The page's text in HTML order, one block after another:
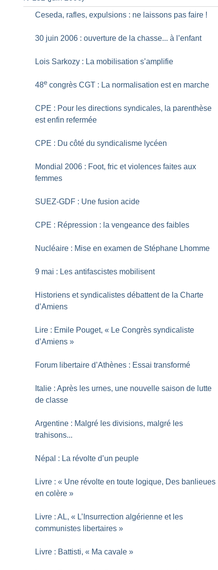
Ceseda, rafles, expulsions : ne laissons pas faire !
30 juin 2006 : ouverture de la chasse... à l’enfant
Lois Sarkozy : La mobilisation s’amplifie
48e congrès CGT : La normalisation est en marche
CPE : Pour les directions syndicales, la parenthèse
est enfin refermée
CPE : Du côté du syndicalisme lycéen
Mondial 2006 : Foot, fric et violences faites aux
femmes
SUEZ-GDF : Une fusion acide
CPE : Répression : la vengeance des faibles
Nucléaire : Mise en examen de Stéphane Lhomme
9 mai : Les antifascistes mobilisent
Historiens et syndicalistes débattent de la Charte
d’Amiens
Lire : Emile Pouget, « Le Congrès syndicaliste
d’Amiens »
Forum libertaire d’Athènes : Essai transformé
Italie : Après les urnes, une nouvelle saison de lutte
de classe
Argentine : Malgré les divisions, malgré les
trahisons...
Népal : La révolte d’un peuple
Livre : « Une révolte en toute logique, Des banlieues
en colère »
Livre : AL, « L’Insurrection algérienne et les
communistes libertaires »
Livre : Battisti, « Ma cavale »